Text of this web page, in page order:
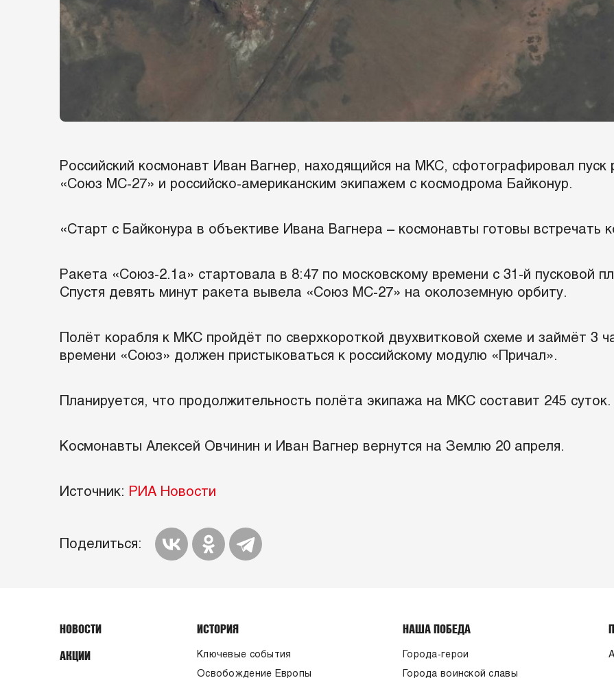
Российский космонавт Иван Вагнер, находящийся на МКС, сфотографировал
«Союз МС-27» и российско-американским экипажем с космодрома Байконур.
«Старт с Байконура в объективе Ивана Вагнера – космонавты готовы встречать
Ракета «Союз-2.1а» стартовала в 8:47 по московскому времени с 31-й пусковой
Спустя девять минут ракета вывела «Союз МС-27» на околоземную орбиту.
Полёт корабля к МКС пройдёт по сверхкороткой двухвитковой схеме и займёт 3
времени «Союз» должен пристыковаться к российскому модулю «Причал».
Планируется, что продолжительность полёта экипажа на МКС составит 245 суток.
Космонавты Алексей Овчинин и Иван Вагнер вернутся на Землю 20 апреля.
Источник: РИА Новости
Поделиться:
НОВОСТИ
АКЦИИ
ИСТОРИЯ
Ключевые события
Освобождение Европы
НАША ПОБЕДА
Города-герои
Города воинской славы